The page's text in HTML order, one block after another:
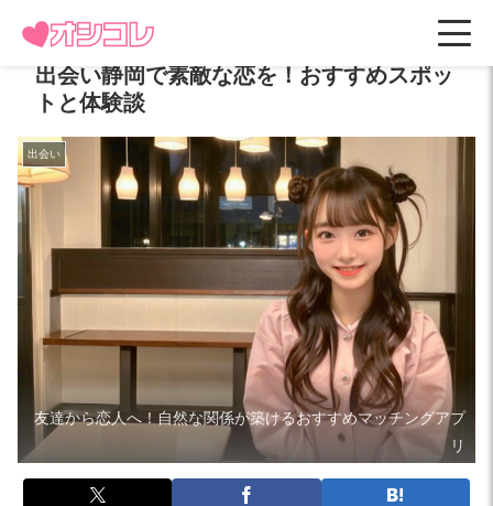
出会い静岡で素敵な恋を！おすすめスポッ
トと体験談
出会い
友達から恋人へ！自然な関係が築けるおすすめマッチングアプ
リ